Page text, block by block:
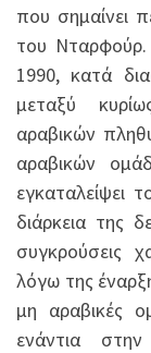
που σημαίνει
του Νταρφούρ.
1990, κατά
μεταξύ
αραβικών
αραβικών
εγκαταλείψει
διάρκεια της
συγκρούσεις
λόγω της
μη αραβικές
ενάντια